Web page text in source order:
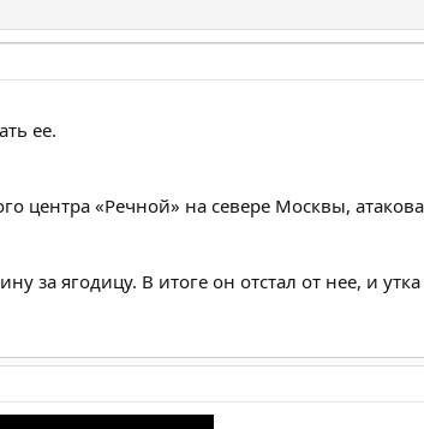
ее.
центра «Речной» на севере Москвы,
за ягодицу. В итоге он отстал от нее, и